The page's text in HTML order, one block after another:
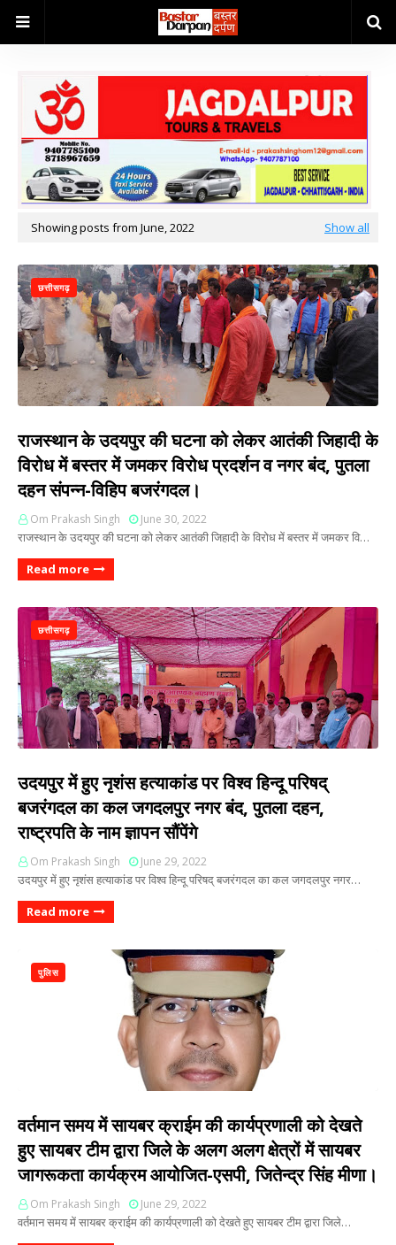
Showing posts from June, 2022 Show all
छत्तीसगढ़
राजस्थान के उदयपुर की घटना को लेकर आतंकी जिहादी के
विरोध में बस्तर में जमकर विरोध प्रदर्शन व नगर बंद, पुतला
दहन संपन्न-विहिप बजरंगदल।
Om Prakash Singh June 30, 2022
राजस्थान के उदयपुर की घटना को लेकर आतंकी जिहादी के विरोध में बस्तर में जमकर वि…
Read more
छत्तीसगढ़
उदयपुर में हुए नृशंस हत्याकांड पर विश्व हिन्दू परिषद्
बजरंगदल का कल जगदलपुर नगर बंद, पुतला दहन,
राष्ट्रपति के नाम ज्ञापन सौंपेंगे
Om Prakash Singh June 29, 2022
उदयपुर में हुए नृशंस हत्याकांड पर विश्व हिन्दू परिषद् बजरंगदल का कल जगदलपुर नगर…
Read more
पुलिस
वर्तमान समय में सायबर क्राईम की कार्यप्रणाली को देखते
हुए सायबर टीम द्वारा जिले के अलग अलग क्षेत्रों में सायबर
जागरूकता कार्यक्रम आयोजित-एसपी, जितेन्द्र सिंह मीणा।
Om Prakash Singh June 29, 2022
वर्तमान समय में सायबर क्राईम की कार्यप्रणाली को देखते हुए सायबर टीम द्वारा जिले…